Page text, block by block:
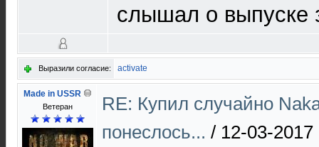
слышал о выпуске
Выразили согласие: activate
Made in USSR
Ветеран
RE: Купил случайно
понеслось... / 12-03-2017